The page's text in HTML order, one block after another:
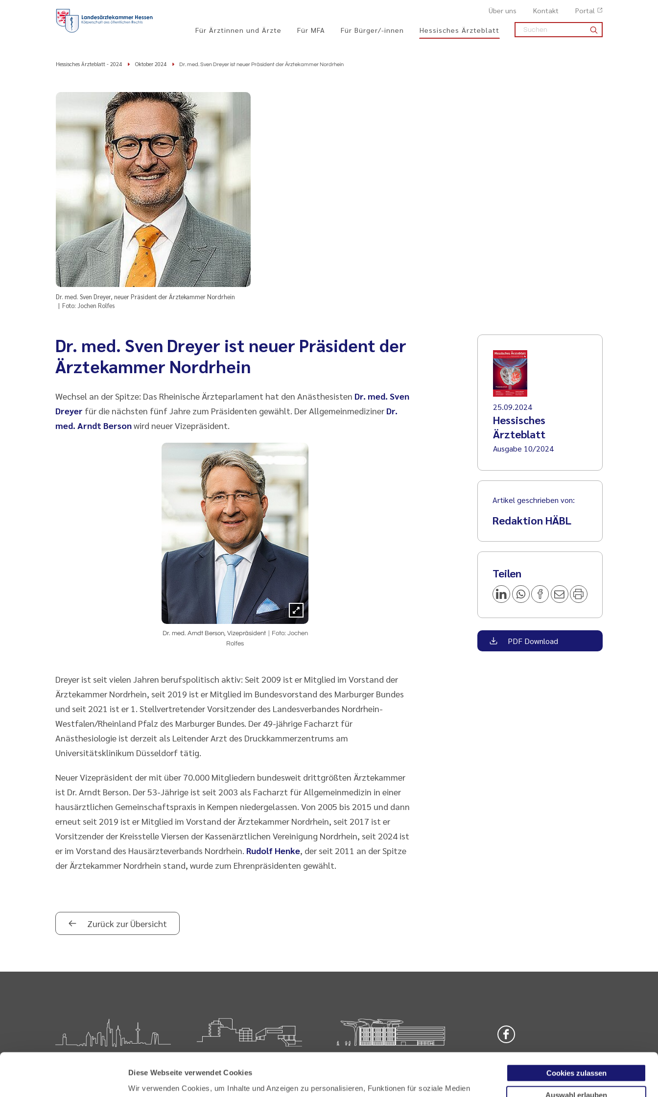
Diese Webseite verwendet Cookies
Wir verwenden Cookies, um Inhalte und Anzeigen zu personalisieren, Funktionen für soziale Medien
Cookies zulassen
Auswahl erlauben
Über uns Kontakt Portal
Für Ärztinnen und Ärzte Für MFA Für Bürger/-innen Hessisches Ärzteblatt
Hessisches Ärzteblatt - 2024 Oktober 2024 Dr. med. Sven Dreyer ist neuer Präsident der Ärztekammer Nordrhein
Dr. med. Sven Dreyer, neuer Präsident der Ärztekammer Nordrhein
Foto: Jochen Rolfes
Dr. med. Sven Dreyer ist neuer Präsident der
Ärztekammer Nordrhein
Wechsel an der Spitze: Das Rheinische Ärzteparlament hat den Anästhesisten Dr. med. Sven
Dreyer für die nächsten fünf Jahre zum Präsidenten gewählt. Der Allgemeinmediziner Dr.
med. Arndt Bersonwird neuer Vizepräsident.
Dr. med. Arndt Berson, Vizepräsident
Foto: Jochen
Rolfes
Dreyer ist seit vielen Jahren berufspolitisch aktiv: Seit 2009 ist er Mitglied im Vorstand der
Ärztekammer Nordrhein, seit 2019 ist er Mitglied im Bundesvorstand des Marburger Bundes
und seit 2021 ist er 1. Stellvertretender Vorsitzender des Landesverbandes Nordrhein-
Westfalen/Rheinland Pfalz des Marburger Bundes. Der 49-jährige Facharzt für
Anästhesiologie ist derzeit als Leitender Arzt des Druckkammerzentrums am
Universitätsklinikum Düsseldorf tätig.
Neuer Vizepräsident der mit über 70.000 Mitgliedern bundesweit drittgrößten Ärztekammer
ist Dr. Arndt Berson. Der 53-Jährige ist seit 2003 als Facharzt für Allgemeinmedizin in einer
hausärztlichen Gemeinschaftspraxis in Kempen niedergelassen. Von 2005 bis 2015 und dann
erneut seit 2019 ist er Mitglied im Vorstand der Ärztekammer Nordrhein, seit 2017 ist er
Vorsitzender der Kreisstelle Viersen der Kassenärztlichen Vereinigung Nordrhein, seit 2024 ist
er im Vorstand des Hausärzteverbands Nordrhein. Rudolf Henke, der seit 2011 an der Spitze
der Ärztekammer Nordrhein stand, wurde zum Ehrenpräsidenten gewählt.
25.09.2024
Hessisches
Ärzteblatt
Ausgabe 10/2024
Artikel geschrieben von:
Redaktion HÄBL
Teilen
PDF Download
Zurück zur Übersicht